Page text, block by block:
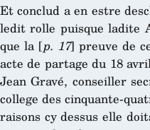
Et conclud a en estre
ledit rolle puisque ladite
que la [p. 17] preuve de
acte de partage du 18
Jean Gravé, conseiller
college des cinquante-
raisons cy dessus elle